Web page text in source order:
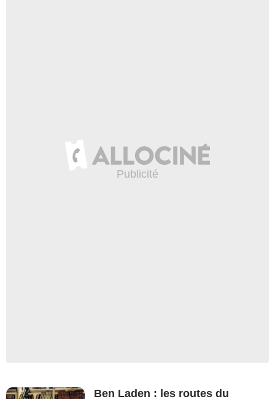
Ben Laden : les routes du